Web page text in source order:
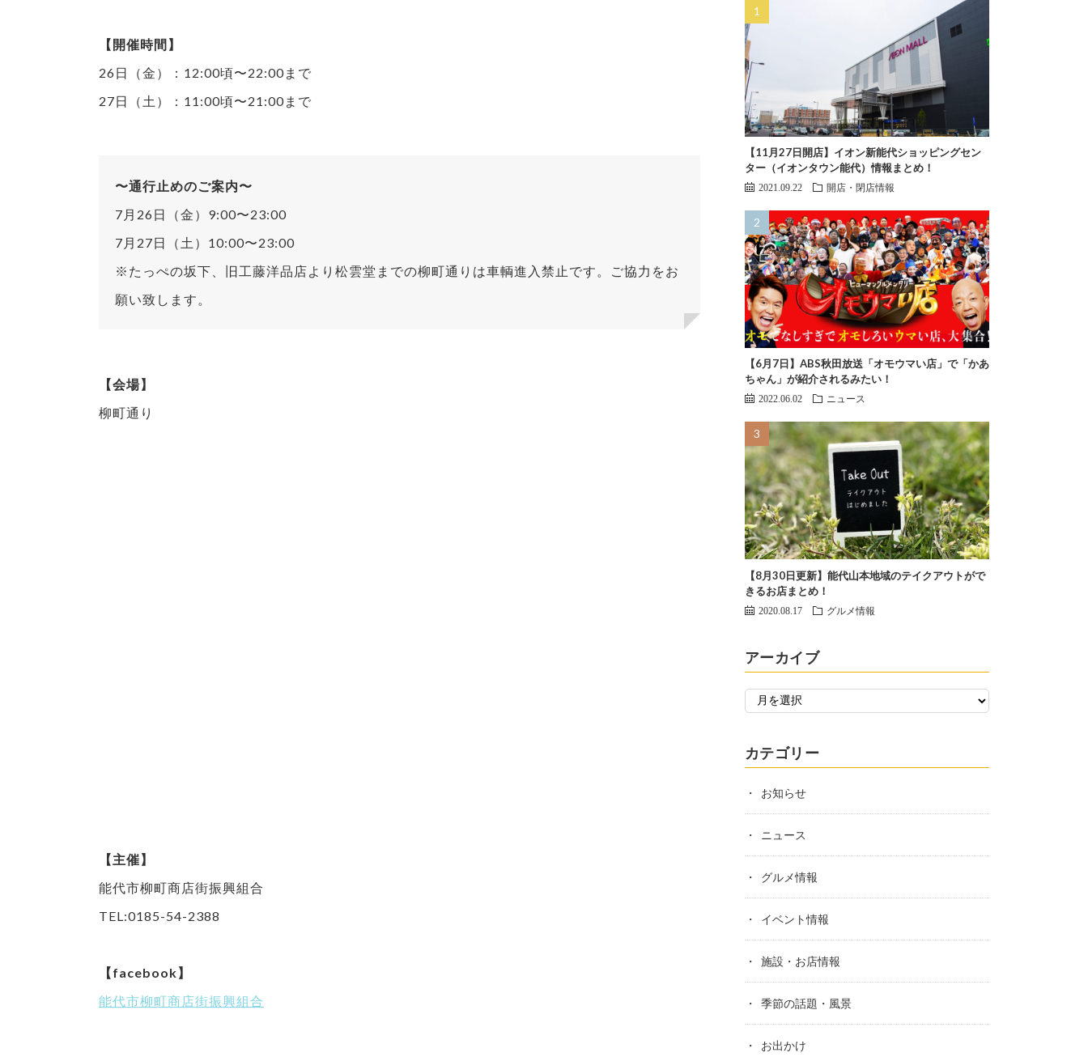
【開催時間】
26日（金）：12:00頃〜22:00まで
27日（土）：11:00頃〜21:00まで
〜通行止めのご案内〜
7月26日（金）9:00〜23:00
7月27日（土）10:00〜23:00
※たっぺの坂下、旧工藤洋品店より松雲堂までの柳町通りは車輌進入禁止です。ご協力をお
願い致します。
【会場】
柳町通り
【主催】
能代市柳町商店街振興組合
TEL:0185-54-2388
【facebook】
能代市柳町商店街振興組合
【11月27日開店】イオン新能代ショッピングセン
ター（イオンタウン能代）情報まとめ！
2021.09.22 開店・閉店情報
【6月7日】ABS秋田放送「オモウマい店」で「かあ
ちゃん」が紹介されるみたい！
2022.06.02 ニュース
【8月30日更新】能代山本地域のテイクアウトがで
きるお店まとめ！
2020.08.17 グルメ情報
アーカイブ
カテゴリー
お知らせ
ニュース
グルメ情報
イベント情報
施設・お店情報
季節の話題・風景
お出かけ